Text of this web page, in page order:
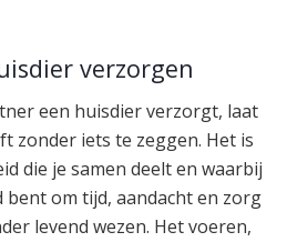
verzorgen
een huisdier verzorgt, laat
zonder iets te zeggen. Het is
die je samen deelt en waarbij
bent om tijd, aandacht en zorg
levend wezen. Het voeren,